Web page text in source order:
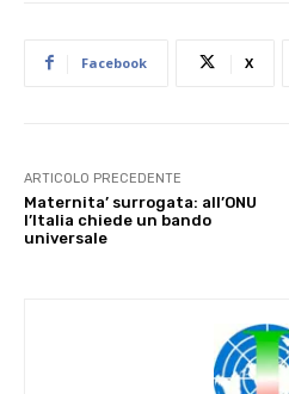
Facebook X
ARTICOLO PRECEDENTE
Maternita’ surrogata: all’ONU
l’Italia chiede un bando
universale